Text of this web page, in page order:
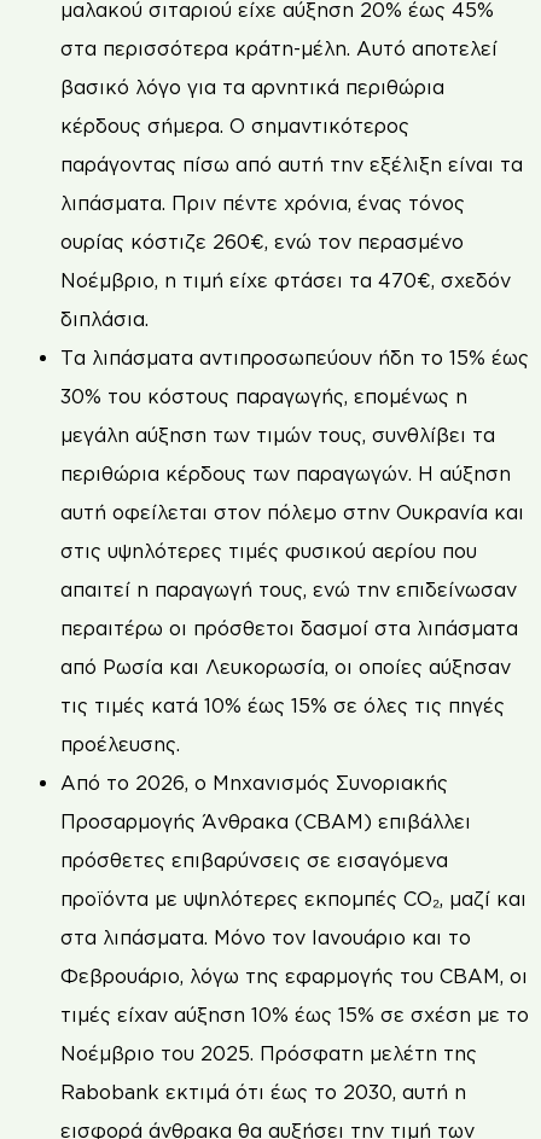
μαλακού σιταριού είχε αύξηση 20% έως 45%
στα περισσότερα κράτη-μέλη. Αυτό αποτελεί
βασικό λόγο για τα αρνητικά περιθώρια
κέρδους σήμερα. Ο σημαντικότερος
παράγοντας πίσω από αυτή την εξέλιξη είναι τα
λιπάσματα. Πριν πέντε χρόνια, ένας τόνος
ουρίας κόστιζε 260€, ενώ τον περασμένο
Νοέμβριο, η τιμή είχε φτάσει τα 470€, σχεδόν
διπλάσια.
Τα λιπάσματα αντιπροσωπεύουν ήδη το 15% έως
30% του κόστους παραγωγής, επομένως η
μεγάλη αύξηση των τιμών τους, συνθλίβει τα
περιθώρια κέρδους των παραγωγών. Η αύξηση
αυτή οφείλεται στον πόλεμο στην Ουκρανία και
στις υψηλότερες τιμές φυσικού αερίου που
απαιτεί η παραγωγή τους, ενώ την επιδείνωσαν
περαιτέρω οι πρόσθετοι δασμοί στα λιπάσματα
από Ρωσία και Λευκορωσία, οι οποίες αύξησαν
τις τιμές κατά 10% έως 15% σε όλες τις πηγές
προέλευσης.
Από το 2026, ο Μηχανισμός Συνοριακής
Προσαρμογής Άνθρακα (CBAM) επιβάλλει
πρόσθετες επιβαρύνσεις σε εισαγόμενα
προϊόντα με υψηλότερες εκπομπές CO₂, μαζί και
στα λιπάσματα. Μόνο τον Ιανουάριο και το
Φεβρουάριο, λόγω της εφαρμογής του CBAM, οι
τιμές είχαν αύξηση 10% έως 15% σε σχέση με το
Νοέμβριο του 2025. Πρόσφατη μελέτη της
Rabobank εκτιμά ότι έως το 2030, αυτή η
εισφορά άνθρακα θα αυξήσει την τιμή των